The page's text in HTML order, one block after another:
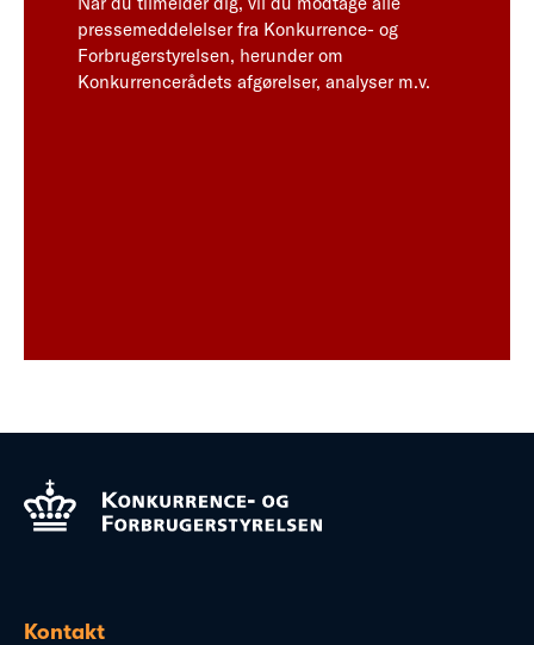
pressemeddelelser fra Konkurrence- og
Forbrugerstyrelsen, herunder om
Konkurrencerådets afgørelser, analyser m.v.
Kontakt